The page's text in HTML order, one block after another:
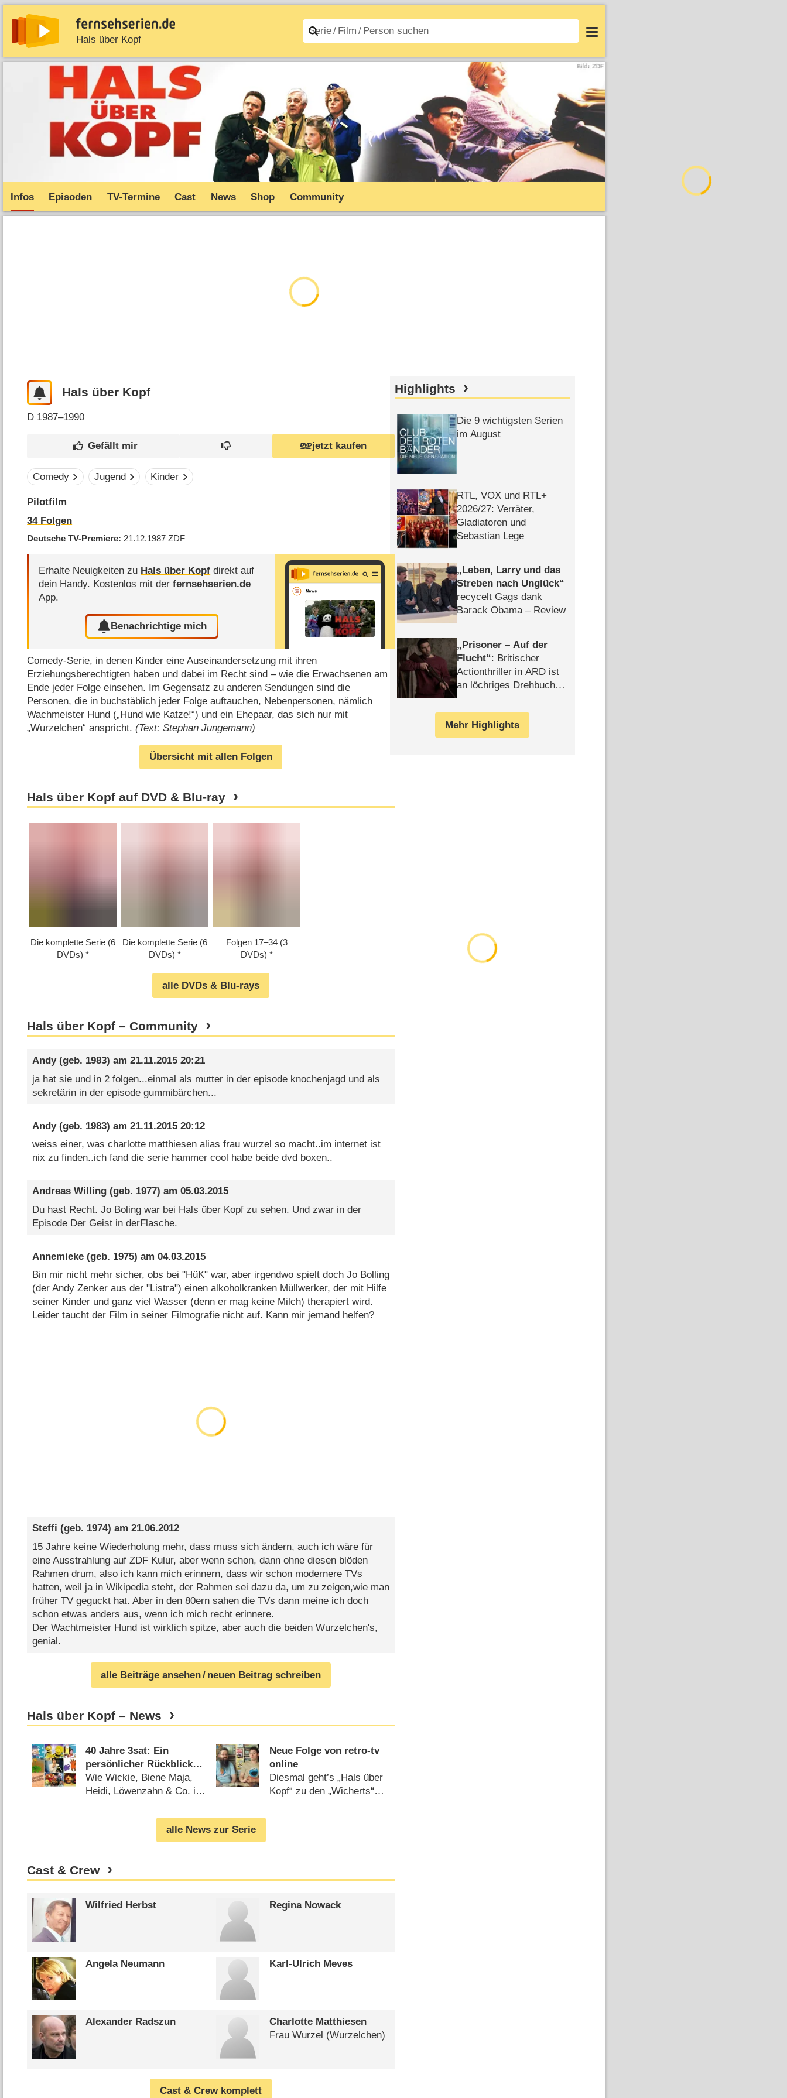
Hals über Kopf
News Entdecken Streaming Filme A–Z Login
Infos Episoden TV-Termine Cast News Shop Community
Hals über Kopf
D 1987–1990
jetzt kaufen
Comedy Jugend Kinder
Pilotfilm
34Folgen
Deutsche TV-Premiere 21.12.1987ZDF
Erhalte Neuigkeiten zu Hals über Kopf direkt auf
dein Handy. Kostenlos mit derfernsehserien.de
App.
Benachrichtige mich
Comedy-Serie, in denen Kinder eine Auseinandersetzung mit ihren
Erziehungsberechtigten haben und dabei im Recht sind – wie die Erwachsenen am
Ende jeder Folge einsehen. Im Gegensatz zu anderen Sendungen sind die
Personen, die in buchstäblich jeder Folge auftauchen, Nebenpersonen, nämlich
Wachmeister Hund („Hund wie Katze!“) und ein Ehepaar, das sich nur mit
„Wurzelchen“ anspricht.(Text: Stephan Jungemann)
Übersicht mit allen Folgen
Hals über Kopf auf DVD & Blu-ray
Die komplette Serie (6
DVDs)
Die komplette Serie (6
DVDs)
Folgen 17⁠–⁠34 (3
DVDs)
alle DVDs & Blu-rays
Hals über Kopf – Community
Andy(geb. 1983) am 21.11.2015 20:21
ja hat sie und in 2 folgen...einmal als mutter in der episode knochenjagd und als
sekretärin in der episode gummibärchen...
Andy(geb. 1983) am 21.11.2015 20:12
weiss einer, was charlotte matthiesen alias frau wurzel so macht..im internet ist
nix zu finden..ich fand die serie hammer cool habe beide dvd boxen..
Andreas Willing(geb. 1977) am 05.03.2015
Du hast Recht. Jo Boling war bei Hals über Kopf zu sehen. Und zwar in der
Episode Der Geist in derFlasche.
Annemieke(geb. 1975) am 04.03.2015
Bin mir nicht mehr sicher, obs bei "HüK" war, aber irgendwo spielt doch Jo Bolling
(der Andy Zenker aus der "Listra") einen alkoholkranken Müllwerker, der mit Hilfe
seiner Kinder und ganz viel Wasser (denn er mag keine Milch) therapiert wird.
Leider taucht der Film in seiner Filmografie nicht auf. Kann mir jemand helfen?
Steffi (geb. 1974) am 21.06.2012
15 Jahre keine Wiederholung mehr, dass muss sich ändern, auch ich wäre für
eine Ausstrahlung auf ZDF Kulur, aber wenn schon, dann ohne diesen blöden
Rahmen drum, also ich kann mich erinnern, dass wir schon modernere TVs
hatten, weil ja in Wikipedia steht, der Rahmen sei dazu da, um zu zeigen,wie man
früher TV geguckt hat. Aber in den 80ern sahen die TVs dann meine ich doch
schon etwas anders aus, wenn ich mich recht erinnere.
Der Wachtmeister Hund ist wirklich spitze, aber auch die beiden Wurzelchen's,
genial.
alle Beiträge ansehen/ neuen Beitrag schreiben
Hals über Kopf – News
40 Jahre 3sat: Ein
persönlicher Rückblick
auf das ehemalige
Kinderprogramm des
Wie Wickie, Biene Maja,
Heidi, Löwenzahn & Co. in
zweites Zuhause fanden
Neue Folge von retro-tv
online
Diesmal geht’s „Hals über
Kopf“ zu den „Wicherts“
alle News zur Serie
Cast & Crew
Wilfried Herbst Regina Nowack
Angela Neumann Karl-Ulrich Meves
Alexander Radszun
Charlotte Matthiesen
Frau Wurzel (Wurzelchen)
Cast & Crew komplett
Highlights
Die 9 wichtigsten Serien
im August
RTL, VOX und RTL+
2026/​27: Verräter,
Gladiatoren und
Sebastian Lege
Leben, Larry und das
Streben nach Unglück
recycelt Gags dank
Barack Obama – Review
Prisoner – Auf der
Flucht : Britischer
Actionthriller in ARD ist
an löchriges Drehbuch
Mehr Highlights